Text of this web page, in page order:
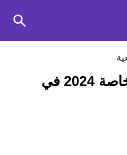
مصاريف الجامعات الخاصة 2024 في